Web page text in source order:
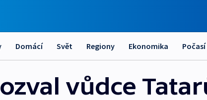
Domácí Svět Regiony Ekonomika Počasí
vůdce